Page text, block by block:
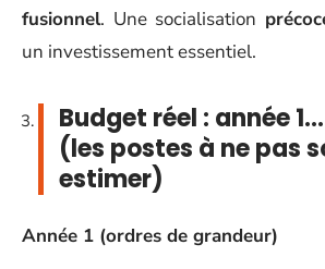
fusionnel. Une socialisation
un investissement essentiel.
Budget réel : année
(les postes à ne pas
estimer)
Année 1 (ordres de grandeur)